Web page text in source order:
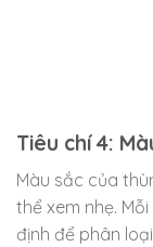
Tiêu chí 4:
Màu sắc của
thể xem nhẹ.
định để phân